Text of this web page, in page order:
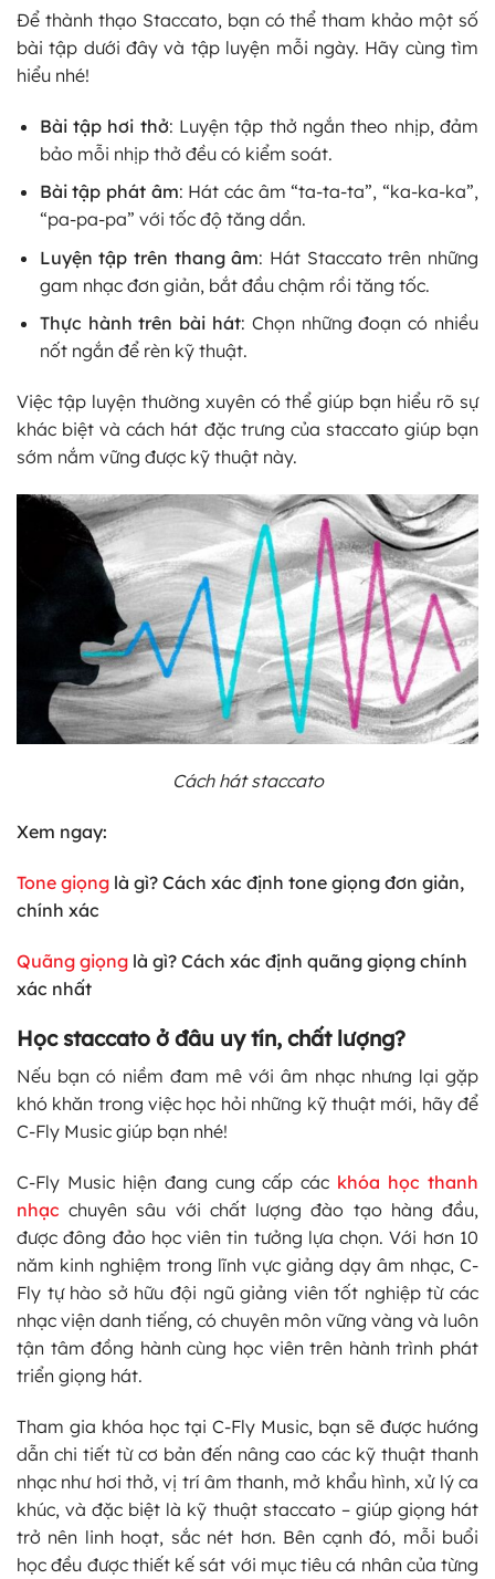
Để thành thạo Staccato, bạn có thể tham khảo một số
bài tập dưới đây và tập luyện mỗi ngày. Hãy cùng tìm
hiểu nhé!
Bài tập hơi thở: Luyện tập thở ngắn theo nhịp, đảm
bảo mỗi nhịp thở đều có kiểm soát.
Bài tập phát âm: Hát các âm “ta-ta-ta”, “ka-ka-ka”,
“pa-pa-pa” với tốc độ tăng dần.
Luyện tập trên thang âm: Hát Staccato trên những
gam nhạc đơn giản, bắt đầu chậm rồi tăng tốc.
Thực hành trên bài hát: Chọn những đoạn có nhiều
nốt ngắn để rèn kỹ thuật.
Việc tập luyện thường xuyên có thể giúp bạn hiểu rõ sự
khác biệt và cách hát đặc trưng của staccato giúp bạn
sớm nắm vững được kỹ thuật này.
Cách hát staccato
Xem ngay:
Tone giọng là gì? Cách xác định tone giọng đơn giản,
chính xác
Quãng giọng là gì? Cách xác định quãng giọng chính
xác nhất
Học staccato ở đâu uy tín, chất lượng?
Nếu bạn có niềm đam mê với âm nhạc nhưng lại gặp
khó khăn trong việc học hỏi những kỹ thuật mới, hãy để
C-Fly Music giúp bạn nhé!
C-Fly Music hiện đang cung cấp các khóa học thanh
nhạc chuyên sâu với chất lượng đào tạo hàng đầu,
được đông đảo học viên tin tưởng lựa chọn. Với hơn 10
năm kinh nghiệm trong lĩnh vực giảng dạy âm nhạc, C-
Fly tự hào sở hữu đội ngũ giảng viên tốt nghiệp từ các
nhạc viện danh tiếng, có chuyên môn vững vàng và luôn
tận tâm đồng hành cùng học viên trên hành trình phát
triển giọng hát.
Tham gia khóa học tại C-Fly Music, bạn sẽ được hướng
dẫn chi tiết từ cơ bản đến nâng cao các kỹ thuật thanh
nhạc như hơi thở, vị trí âm thanh, mở khẩu hình, xử lý ca
khúc, và đặc biệt là kỹ thuật staccato – giúp giọng hát
trở nên linh hoạt, sắc nét hơn. Bên cạnh đó, mỗi buổi
học đều được thiết kế sát với mục tiêu cá nhân của từng